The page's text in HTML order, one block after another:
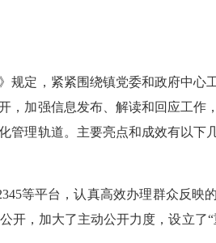
定，紧紧围绕镇党委和政府中心
加强信息发布、解读和回应工作
理轨道。主要亮点和成效有以下
等平台，认真高效办理群众反映
，加大了主动公开力度，设立了